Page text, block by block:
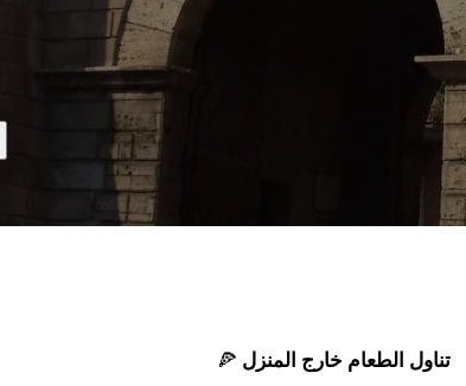
تناول الطعام خارج المنزل